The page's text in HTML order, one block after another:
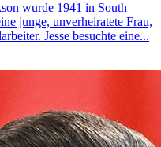
wurde 1941 in South
junge, unverheiratete Frau,
Jesse besuchte eine...